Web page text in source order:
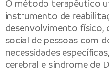
O método terapêutico
instrumento de
desenvolvimento físico,
social de pessoas com
necessidades
cerebral e síndrome de